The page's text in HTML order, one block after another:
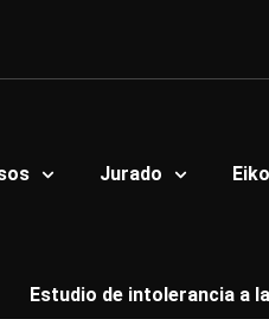
Jurado
Estudio de intolerancia a